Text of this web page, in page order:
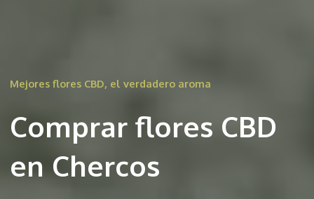
Mejores flores CBD, el verdadero aroma
Comprar flores CBD
en Chercos